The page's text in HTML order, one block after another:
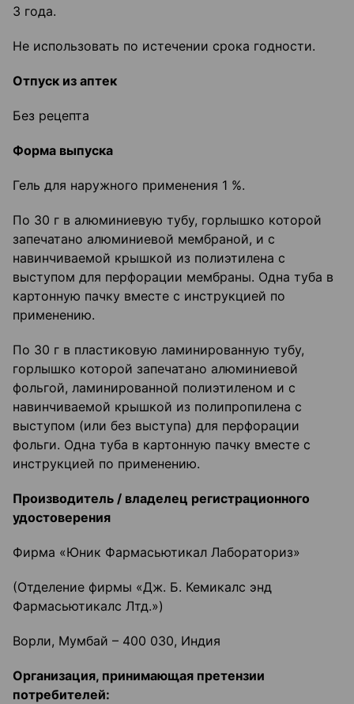
3 года.
Не использовать по истечении срока годности.
Отпуск из аптек
Без рецепта
Форма выпуска
Гель для наружного применения 1 %.
По 30 г в алюминиевую тубу, горлышко которой
запечатано алюминиевой мембраной, и с
навинчиваемой крышкой из полиэтилена с
выступом для перфорации мембраны. Одна туба в
картонную пачку вместе с инструкцией по
применению.
По 30 г в пластиковую ламинированную тубу,
горлышко которой запечатано алюминиевой
фольгой, ламинированной полиэтиленом и с
навинчиваемой крышкой из полипропилена с
выступом (или без выступа) для перфорации
фольги. Одна туба в картонную пачку вместе с
инструкцией по применению.
Производитель / владелец регистрационного
удостоверения
Фирма «Юник Фармасьютикал Лабораториз»
(Отделение фирмы «Дж. Б. Кемикалс энд
Фармасьютикалс Лтд.»)
Ворли, Мумбай – 400 030, Индия
Организация, принимающая претензии
потребителей: